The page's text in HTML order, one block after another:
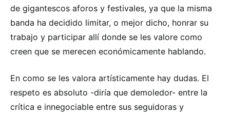
de gigantescos aforos y festivales, ya que la misma
banda ha decidido limitar, o mejor dicho, honrar su
trabajo y participar allí donde se les valore como
creen que se merecen económicamente hablando.
En como se les valora artísticamente hay dudas. El
respeto es absoluto -diría que demoledor- entre la
crítica e innegociable entre sus seguidoras y